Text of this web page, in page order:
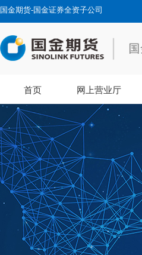
国金期货-国金证券全资子公司
首页 网上营业厅